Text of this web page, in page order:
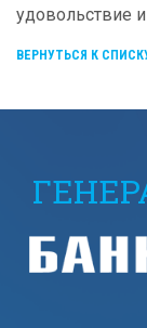
удовольствие
ВЕРНУТЬСЯ К